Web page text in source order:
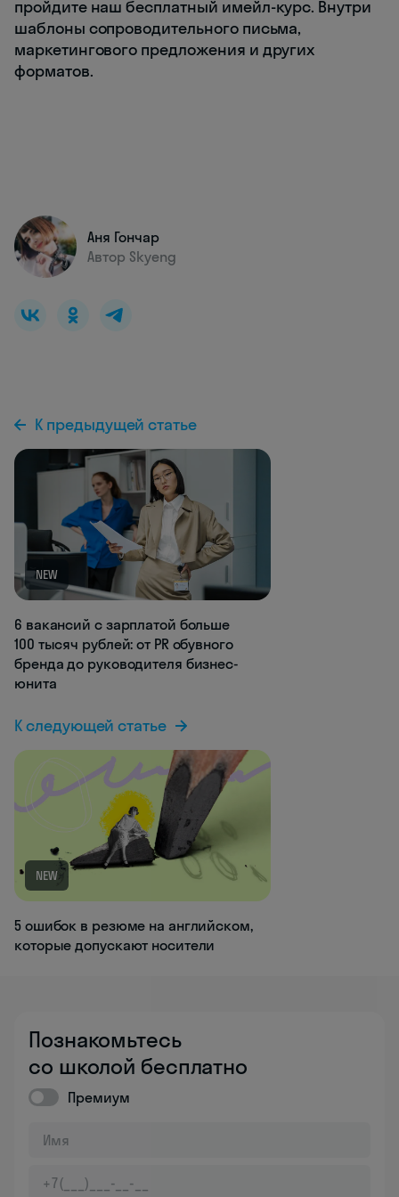
пройдите наш бесплатный имейл-курс. Внутри
шаблоны сопроводительного письма,
маркетингового предложения и других
форматов.
Аня Гончар
Автор Skyeng
К предыдущей статье
NEW
6 вакансий с зарплатой больше
100 тысяч рублей: от PR обувного
бренда до руководителя бизнес-
юнита
К следующей статье
NEW
5 ошибок в резюме на английском,
которые допускают носители
Познакомьтесь
со школой бесплатно
Премиум